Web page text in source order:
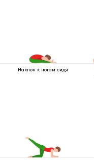
Наклон к ногам сидя